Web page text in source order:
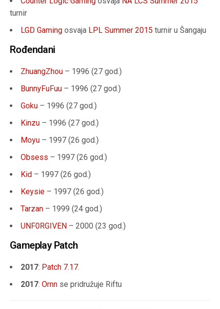
turnir
LGD Gaming osvaja LPL Summer 2015 turnir u Šangaju
Rođendani
ZhuangZhou – 1996 (27 god.)
BunnyFuFuu – 1996 (27 god.)
Goku – 1996 (27 god.)
Kinzu – 1996 (27 god.)
Moyu – 1997 (26 god.)
Obsess – 1997 (26 god.)
Kid – 1997 (26 god.)
Keysie – 1997 (26 god.)
Tarzan – 1999 (24 god.)
UNF0RGIVEN – 2000 (23 god.)
Gameplay Patch
2017: Patch 7.17.
2017: Ornn se pridružuje Riftu